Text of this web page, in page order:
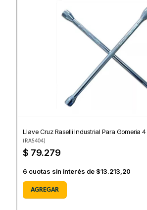
Llave Cruz Raselli Industrial Para Gomeria
(RAS404)
$ 79.279
6 cuotas sin interés de $13.213,20
AGREGAR